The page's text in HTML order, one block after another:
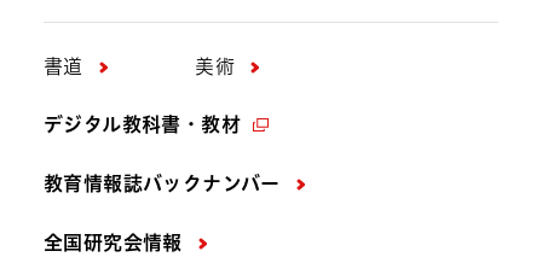
書道 美術
デジタル教科書・教材
教育情報誌バックナンバー
全国研究会情報